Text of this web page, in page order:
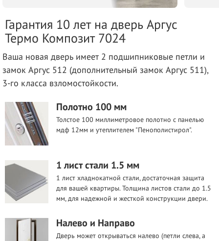
Гарантия 10 лет на дверь Аргус
Термо Композит 7024
Ваша новая дверь имеет 2 подшипниковые петли и
замок Аргус 512 (дополнительный замок Аргус 511),
3-го класса взломостойкости.
Полотно 100 мм
Толстое 100 миллиметровое полотно с панелью
мдф 12мм и утеплителем "Пенополистирол".
1 лист стали 1.5 мм
1 лист хладнокатной стали, достаточная защита
для вашей квартиры. Толщина листов стали до 1.5
мм, для надежной и жесткой конструкции двери.
Налево и Направо
Дверь может открываться налево (петли слева, а